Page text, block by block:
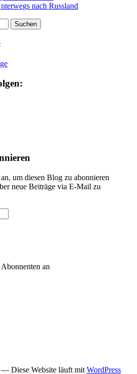
nach Russland
um diesen Blog zu abonnieren
neue Beiträge via E-Mail zu
an
— Diese Website läuft mit WordPress